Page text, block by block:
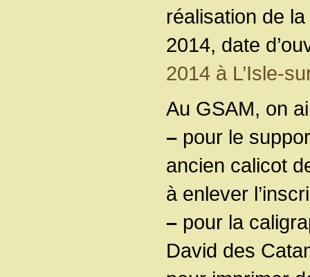
réalisation de
2014, date
2014 à L’Isle-
Au GSAM, on
– pour le
ancien calicot
à enlever
– pour la
David des